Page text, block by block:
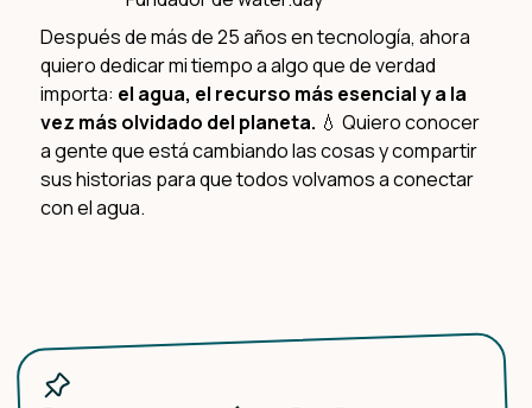
Qué esperar
Después de más de 25 años en tecnología, ahora
quiero dedicar mi tiempo a algo que de verdad
importa: el agua, el recurso más esencial y a la
vez más olvidado del planeta. 💧 Quiero conocer
a gente que está cambiando las cosas y compartir
sus historias para que todos volvamos a conectar
con el agua.